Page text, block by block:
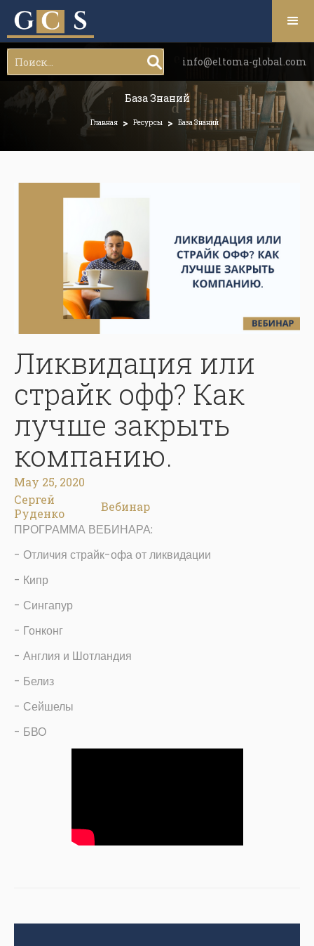
info@eltoma-global.com
База Знаний
Главная > Ресурсы > База Знаний
Ликвидация или
страйк офф? Как
лучше закрыть
компанию.
May 25, 2020
Сергей
Руденко
Вебинар
ПРОГРАММА ВЕБИНАРА:
- Отличия страйк-офа от ликвидации
- Кипр
- Сингапур
- Гонконг
- Англия и Шотландия
- Белиз
- Сейшелы
- БВО